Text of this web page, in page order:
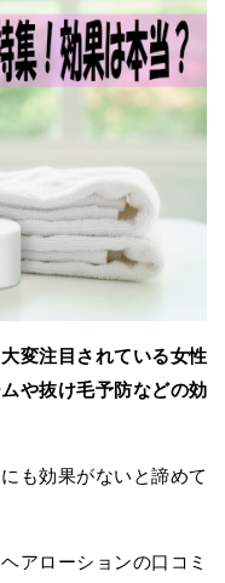
変注目されている女性
や抜け毛予防などの効
も効果がないと諦めて
アローションの口コミ